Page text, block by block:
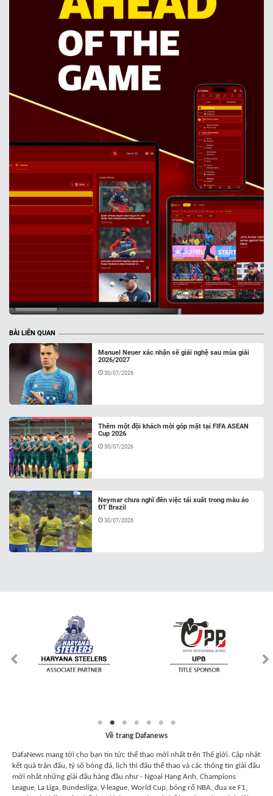
BÀI LIÊN QUAN
Manuel Neuer xác nhận sẽ giải nghệ sau mùa giải
2026/2027
30/07/2026
Thêm một đội khách mời góp mặt tại FIFA ASEAN
Cup 2026
30/07/2026
Neymar chưa nghĩ đến việc tái xuất trong màu áo
ĐT Brazil
30/07/2026
Về trang Dafanews
DafaNews mang tới cho bạn tin tức thể thao mới nhất trên Thế giới. Cập nhật
kết quả trận đấu, tỷ số bóng đá, lịch thi đấu thể thao và các thông tin giải đấu
mới nhất những giải đấu hàng đầu như - Ngoại Hạng Anh, Champions
League, La Liga, Bundesliga, V-league, World Cup, bóng rổ NBA, đua xe F1,